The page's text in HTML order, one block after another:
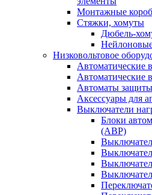
Монтажные
Стяжки, хомуты
Дюбель-
Низковольтовое
Автоматические
Автоматические
Автоматы защиты
Аксессуары для
Выключатели
Блоки
(АВР)